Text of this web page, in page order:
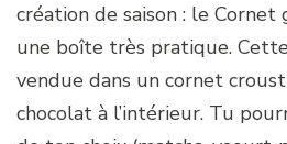
création de saison : le Cornet
une boîte très pratique.
vendue dans un cornet
chocolat à l’intérieur. Tu